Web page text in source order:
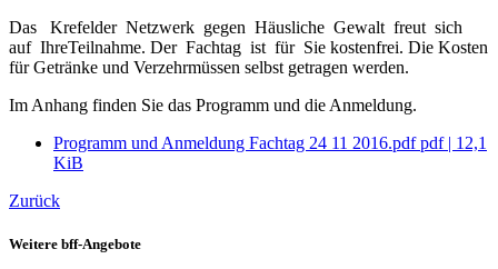
Das Krefelder Netzwerk gegen Häusliche Gewalt freut sich
auf IhreTeilnahme. Der Fachtag ist für Sie kostenfrei. Die Kosten
für Getränke und Verzehrmüssen selbst getragen werden.
Im Anhang finden Sie das Programm und die Anmeldung.
Programm und Anmeldung Fachtag 24 11 2016.pdfpdf| 12,1
KiB
Zurück
Weitere bff-Angebote